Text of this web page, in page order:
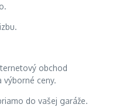
obchod
výborné ceny.
do vašej garáže.